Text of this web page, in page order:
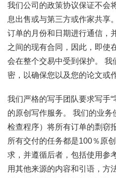
我们公司的政策协议保证不会
息出售或与第三方或作家共享
订单的月份和日期进行通信，
之间的现有合同，因此，即使
会在整个交易中受到保护。
密，以确保您以及您的论文或
我们严格的写手团队要求写手
的原创写作服务。 我们的业
检查程序）将所有订单的剽窃
所有交付的任务都是100％原
求，并遵循后者，包括使用参
用其他来源的内容和引语，方